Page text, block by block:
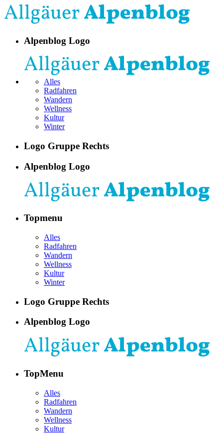
Alpenblog Logo
Alles
Radfahren
Wandern
Wellness
Kultur
Winter
Logo Gruppe Rechts
Alpenblog Logo
Topmenu
Alles
Radfahren
Wandern
Wellness
Kultur
Winter
Logo Gruppe Rechts
Alpenblog Logo
TopMenu
Alles
Radfahren
Wandern
Wellness
Kultur